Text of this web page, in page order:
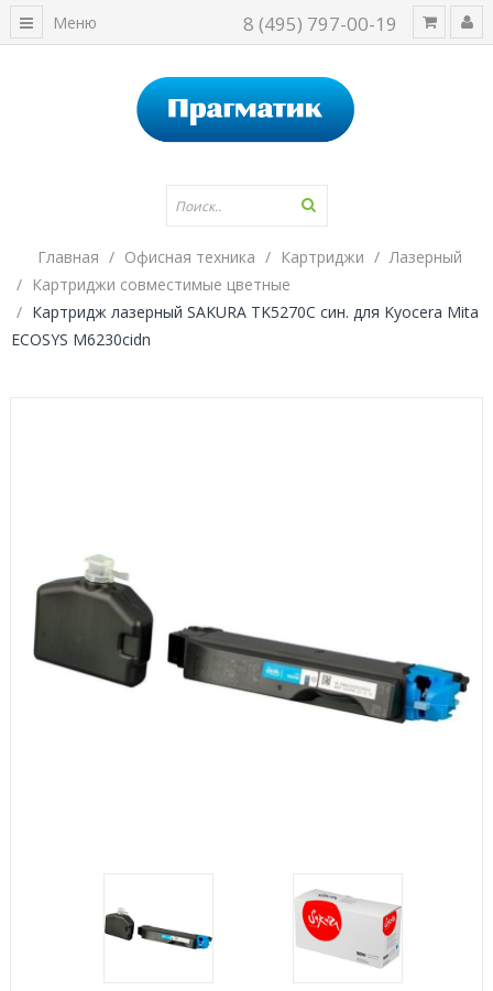
8 (495) 797-00-19
Меню
Главная Офисная техника Картриджи
Лазерный
Картриджи совместимые цветные
Картридж лазерный SAKURA TK5270C син. для Kyocera Mita
ECOSYS M6230cidn